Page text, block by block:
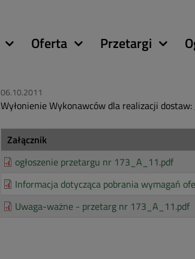
treści
Oferta Przetargi
06.10.2011
Wyłonienie Wykonawców dla realizacji
Załącznik
ogłoszenie przetargu nr 173_A_11.pdf
Informacja dotycząca pobrania wymagań
Uwaga-ważne - przetarg nr 173_A_11.pdf